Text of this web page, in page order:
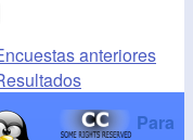
anteriores
Para